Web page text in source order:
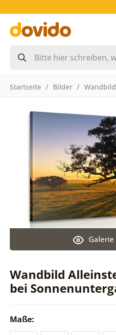
Startseite Bilder
Wandbild
bei
Maße: